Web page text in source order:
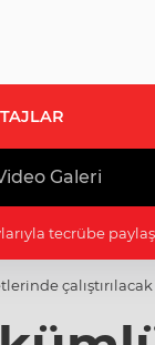
Galeri
ziyaret
çalıştırılacak